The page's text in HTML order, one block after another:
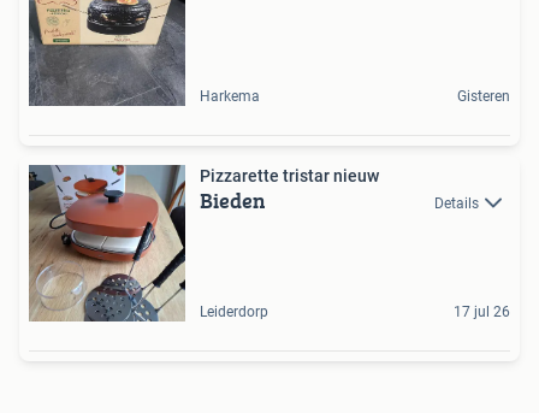
Harkema Gisteren
Pizzarette tristar nieuw
Bieden Details
Leiderdorp 17 jul 26